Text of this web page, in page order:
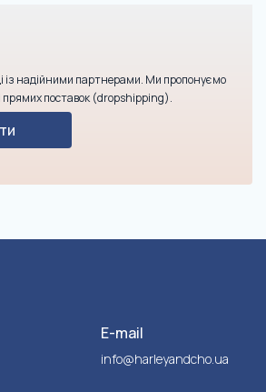
із надійними партнерами. Ми пропонуємо
прямих поставок (dropshipping).
E-mail
info@harleyandcho.ua